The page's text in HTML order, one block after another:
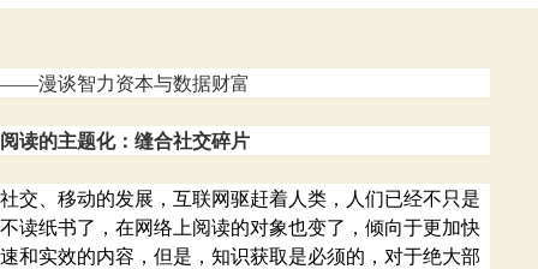
什
么
要
学
习
——漫谈智力资本与数据财富
阅读的主题化：缝合社交碎片
社交、移动的发展，互联网驱赶着人类，人们已经不只是
不读纸书了，在网络上阅读的对象也变了，倾向于更加快
速和实效的内容，但是，知识获取是必须的，对于绝大部